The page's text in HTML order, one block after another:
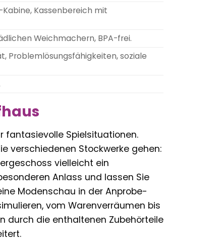
Kassenbereich mit
Weichmachern, BPA-frei.
Problemlösungsfähigkeiten, soziale
fantasievolle Spielsituationen.
verschiedenen Stockwerke gehen:
vielleicht ein
Anlass und lassen Sie
Modenschau in der Anprobe-
vom Warenverräumen bis
durch die enthaltenen Zubehörteile